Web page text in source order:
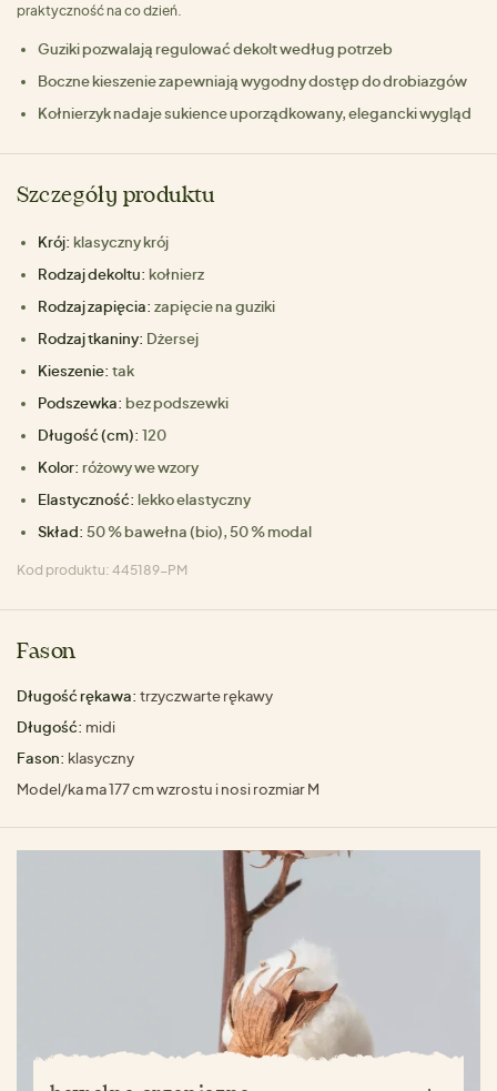
praktyczność na co dzień.
Guziki pozwalają regulować dekolt według potrzeb
Boczne kieszenie zapewniają wygodny dostęp do drobiazgów
Kołnierzyk nadaje sukience uporządkowany, elegancki wygląd
Szczegóły produktu
Krój: klasyczny krój
Rodzaj dekoltu: kołnierz
Rodzaj zapięcia: zapięcie na guziki
Rodzaj tkaniny: Dżersej
Kieszenie: tak
Podszewka: bez podszewki
Długość (cm): 120
Kolor: różowy we wzory
Elastyczność: lekko elastyczny
Skład: 50 % bawełna (bio), 50 % modal
Kod produktu: 445189-PM
Fason
Długość rękawa: trzyczwarte rękawy
Długość: midi
Fason: klasyczny
Model/ka ma 177 cm wzrostu i nosi rozmiar M